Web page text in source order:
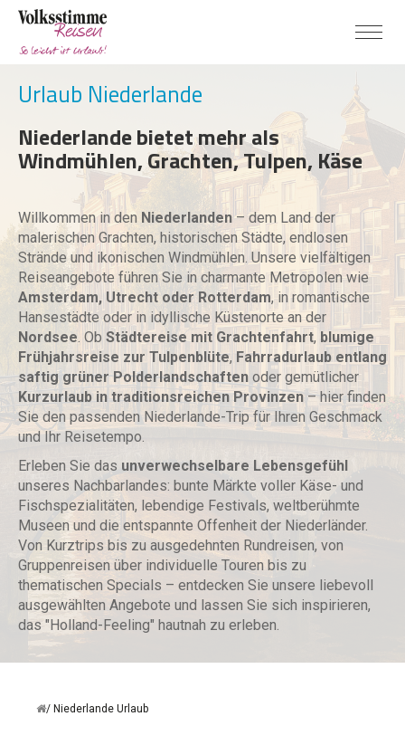
Urlaub Niederlande
Niederlande bietet mehr als
Windmühlen, Grachten, Tulpen, Käse
Willkommen in den Niederlanden– dem Land der
malerischen Grachten, historischen Städte, endlosen
Strände und ikonischen Windmühlen. Unsere vielfältigen
Reiseangebote führen Sie in charmante Metropolen wie
Amsterdam, Utrecht oder Rotterdam, in romantische
Hansestädte oder in idyllische Küstenorte an der
Nordsee. Ob Städtereise mit Grachtenfahrt, blumige
Frühjahrsreise zur Tulpenblüte, Fahrradurlaub entlang
saftig grüner Polderlandschaften oder gemütlicher
Kurzurlaub in traditionsreichen Provinzen– hier finden
Sie den passenden Niederlande-Trip für Ihren Geschmack
und Ihr Reisetempo.
Erleben Sie das unverwechselbare Lebensgefühl
unseres Nachbarlandes: bunte Märkte voller Käse- und
Fischspezialitäten, lebendige Festivals, weltberühmte
Museen und die entspannte Offenheit der Niederländer.
Von Kurztrips bis zu ausgedehnten Rundreisen, von
Gruppenreisen über individuelle Touren bis zu
thematischen Specials – entdecken Sie unsere liebevoll
ausgewählten Angebote und lassen Sie sich inspirieren,
das "Holland-Feeling" hautnah zu erleben.
Niederlande Urlaub